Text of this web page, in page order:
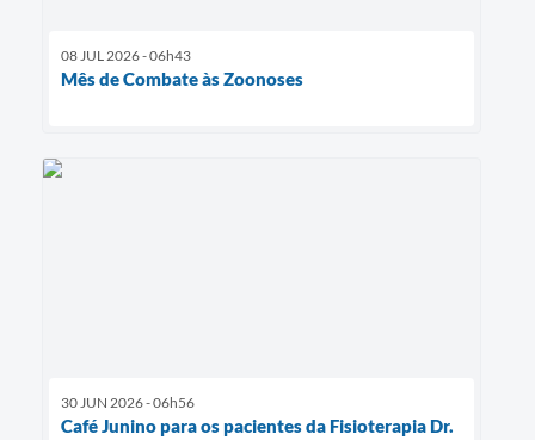
08 JUL 2026 - 06h43
Mês de Combate às Zoonoses
30 JUN 2026 - 06h56
Café Junino para os pacientes da Fisioterapia Dr.